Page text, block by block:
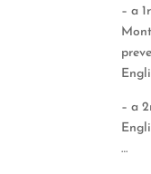
– a
– a
…